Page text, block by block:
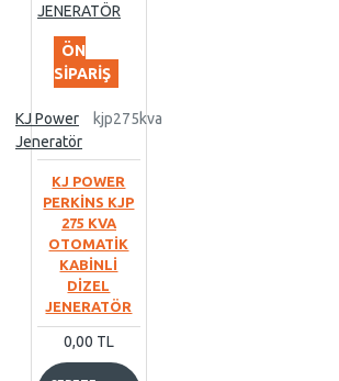
ÖN
SIPARIŞ
KJ Power
Jeneratör
kjp275kva
KJ POWER
PERKİNS KJP
275 KVA
OTOMATİK
KABİNLİ
DİZEL
JENERATÖR
0,00 TL